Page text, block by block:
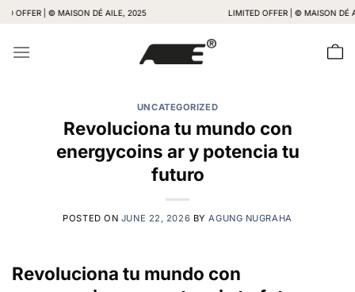
Skip
content
| © MAISON DÉ AILE, 2025 LIMITED OFFER | © MAISON DÉ AILE,
UNCATEGORIZED
Revoluciona tu mundo con
energycoins ar y potencia tu
futuro
POSTED ON JUNE 22, 2026 BYAGUNG NUGRAHA
Revoluciona tu mundo con